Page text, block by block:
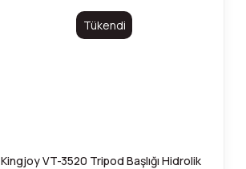
Tükendi
Kingjoy VT-3520 Tripod Başlığı Hidrolik